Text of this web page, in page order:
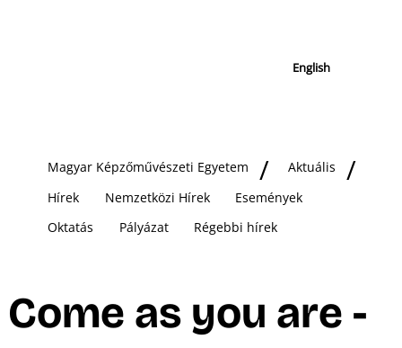
English
Magyar Képzőművészeti Egyetem
Aktuális
Hírek
Nemzetközi Hírek
Események
Oktatás
Pályázat Régebbi hírek
Come as you are -